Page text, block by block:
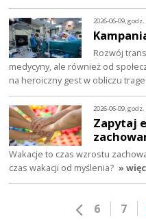
2026-06-09, godz.
Rozwój
medycyny, ale również od
na heroiczny gest w obliczu
2026-06-09, godz.
Zapytaj
Wakacje to czas wzrostu
czas wakacji od myślenia? »
6 7